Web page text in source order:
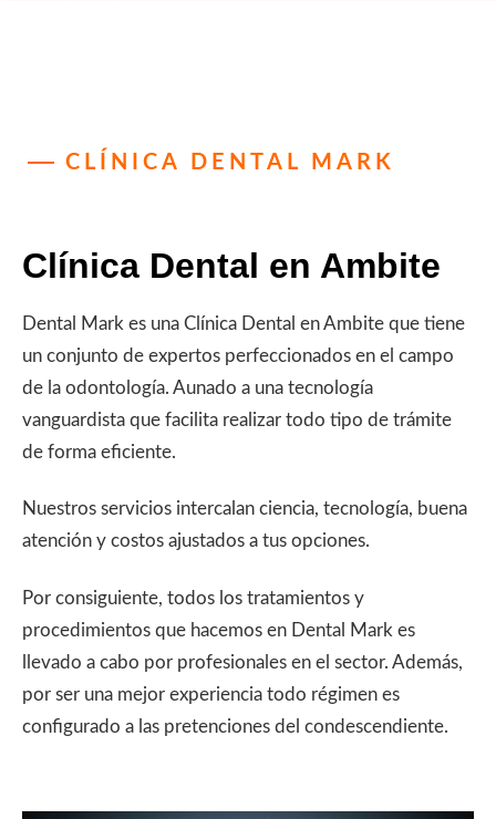
CLÍNICA DENTAL MARK
Clínica Dental en Ambite
Dental Mark es una Clínica Dental en Ambite que tiene
un conjunto de expertos perfeccionados en el campo
de la odontología. Aunado a una tecnología
vanguardista que facilita realizar todo tipo de trámite
de forma eficiente.
Nuestros servicios intercalan ciencia, tecnología, buena
atención y costos ajustados a tus opciones.
Por consiguiente, todos los tratamientos y
procedimientos que hacemos en Dental Mark es
llevado a cabo por profesionales en el sector. Además,
por ser una mejor experiencia todo régimen es
configurado a las pretenciones del condescendiente.